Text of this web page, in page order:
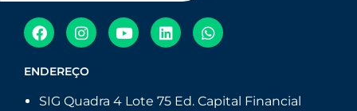
ENDEREÇO
SIG Quadra 4 Lote 75 Ed. Capital Financial